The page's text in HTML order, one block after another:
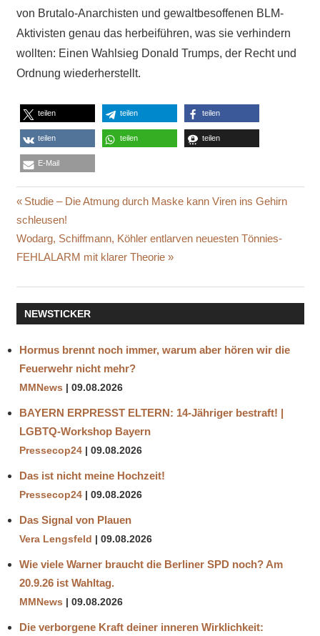
von Brutalo-Anarchisten und gewaltbesoffenen BLM-
Aktivisten genau das herbeiführen, was sie verhindern
wollten: Einen Wahlsieg Donald Trumps, der Recht und
Ordnung wiederherstellt.
teilen teilen teilen
teilen teilen teilen
E-Mail
ARME
GEMEINDEN
COMMUNITIES
SCHEIBEN
SCHERBEN
SUPERMARKT
USA
ZERSTÖRUNG
Beitragsnavigation
Vorheriger
Beitrag:
Studie – Die Atmung durch Maske kann Viren ins Gehirn
schleusen!
Nächster
Beitrag:
Wodarg, Schiffmann, Köhler entlarven neuesten Tönnies-
FEHLALARM mit klarer Theorie
NEWSTICKER
Hormus brennt noch immer, warum aber hören wir die
Feuerwehr nicht mehr?
MMNews 09.08.2026
BAYERN ERPRESST ELTERN: 14-Jähriger bestraft! |
LGBTQ-Workshop Bayern
Pressecop24 09.08.2026
Das ist nicht meine Hochzeit!
Pressecop24 09.08.2026
Das Signal von Plauen
Vera Lengsfeld 09.08.2026
Wie viele Warner braucht die Berliner SPD noch? Am
20.9.26 ist Wahltag.
MMNews 09.08.2026
Die verborgene Kraft deiner inneren Wirklichkeit: